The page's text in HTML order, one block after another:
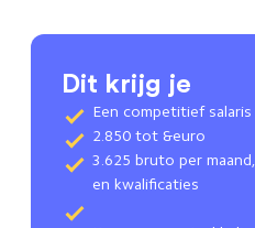
Dit krijg je
Een competitief
2.850 tot &euro
3.625 bruto per
en kwalificaties